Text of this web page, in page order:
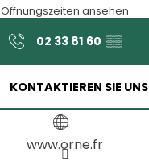
Öffnungszeiten ansehen
02 33 81 60 ▒▒
KONTAKTIEREN SIE UNS
www.orne.fr